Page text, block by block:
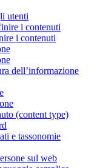
utenti
i contenuti
i contenuti
dell’informazione
(content type)
e tassonomie
sul web